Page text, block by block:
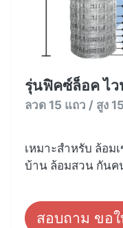
รุ่นฟิคซ์ล็อค ไ
ลวด 15 แถว / สูง
เหมาะสำหรับ ล้อ
บ้าน ล้อมสวน กันค
สอบถาม ขอใ